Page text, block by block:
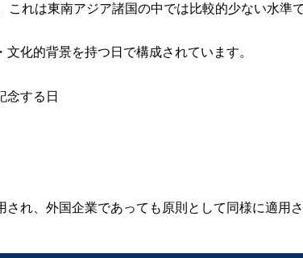
これは東南アジア諸国の中では比較的少ない水準で
化的背景を持つ日で構成されています。
念する日
れ、外国企業であっても原則として同様に適用さ